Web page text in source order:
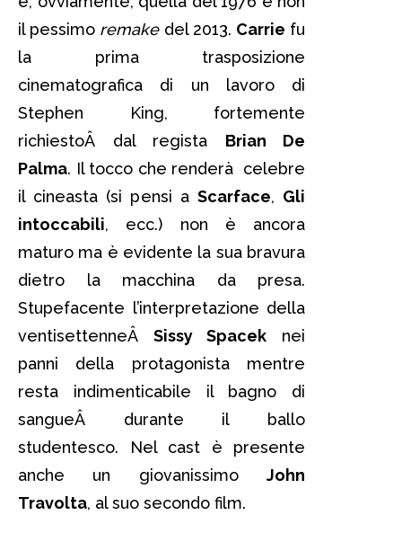
il pessimo remakedel 2013. Carrie fu
la prima trasposizione
cinematografica di un lavoro di
Stephen King, fortemente
richiestoÂ dal regista Brian De
Palma. Il tocco che renderà celebre
il cineasta (si pensi a Scarface, Gli
intoccabili, ecc.) non è ancora
maturo ma è evidente la sua bravura
dietro la macchina da presa.
Stupefacente l’interpretazione della
ventisettenneÂ Sissy Spacek nei
panni della protagonista mentre
resta indimenticabile il bagno di
sangueÂ durante il ballo
studentesco. Nel cast è presente
anche un giovanissimo John
Travolta, al suo secondo film.